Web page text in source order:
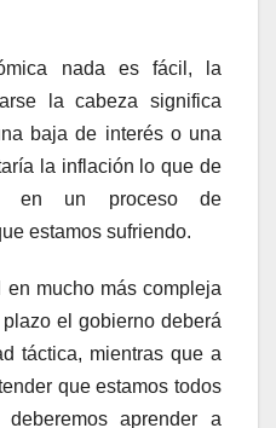
nada es fácil, la
la cabeza significa
baja de interés o una
la inflación lo que de
en un proceso de
estamos sufriendo.
mucho más compleja
el gobierno deberá
táctica, mientras que a
que estamos todos
aprender a